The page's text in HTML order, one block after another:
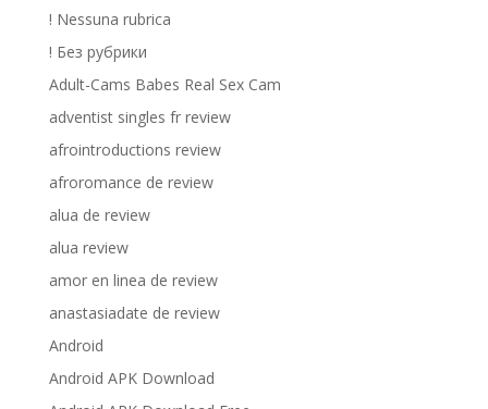
! Nessuna rubrica
! Без рубрики
Adult-Cams Babes Real Sex Cam
adventist singles fr review
afrointroductions review
afroromance de review
alua de review
alua review
amor en linea de review
anastasiadate de review
Android
Android APK Download